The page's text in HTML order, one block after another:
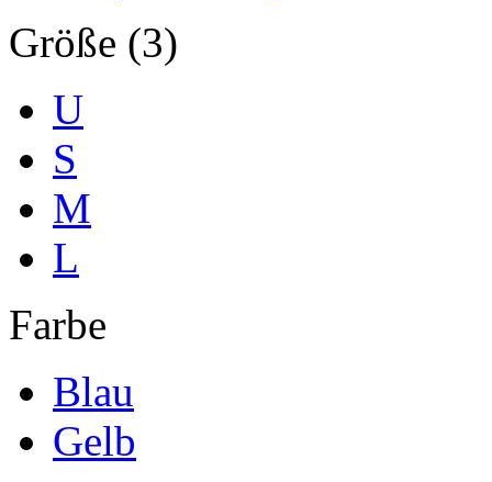
Größe (3)
U
S
M
L
Farbe
Blau
Gelb